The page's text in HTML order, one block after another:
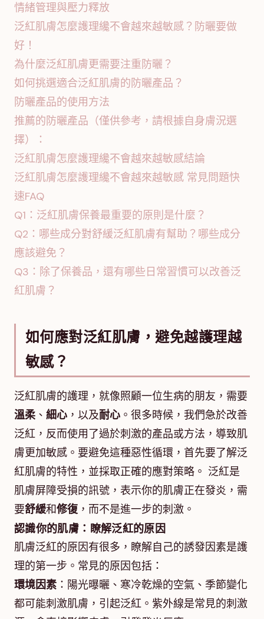
情緒管理與壓力釋放
泛紅肌膚怎麼護理纔不會越來越敏感？防曬要做
好！
為什麼泛紅肌膚更需要注重防曬？
如何挑選適合泛紅肌膚的防曬產品？
防曬產品的使用方法
推薦的防曬產品（僅供參考，請根據自身膚況選
擇）：
泛紅肌膚怎麼護理纔不會越來越敏感結論
泛紅肌膚怎麼護理纔不會越來越敏感 常見問題快
速FAQ
Q1：泛紅肌膚保養最重要的原則是什麼？
Q2：哪些成分對舒緩泛紅肌膚有幫助？哪些成分
應該避免？
Q3：除了保養品，還有哪些日常習慣可以改善泛
紅肌膚？
如何應對泛紅肌膚，避免越護理越
敏感？
泛紅肌膚的護理，就像照顧一位生病的朋友，需要
溫柔 、 細心 ，以及耐心 。很多時候，我們急於改善
泛紅，反而使用了過於刺激的產品或方法，導致肌
膚更加敏感。要避免這種惡性循環，首先要了解泛
紅肌膚的特性，並採取正確的應對策略。 泛紅是
肌膚屏障受損的訊號，表示你的肌膚正在發炎，需
要舒緩和修復，而不是進一步的刺激。
認識你的肌膚：瞭解泛紅的原因
肌膚泛紅的原因有很多，瞭解自己的誘發因素是護
理的第一步。常見的原因包括：
環境因素 ：陽光曝曬、寒冷乾燥的空氣、季節變化
都可能刺激肌膚，引起泛紅。紫外線是常見的刺激